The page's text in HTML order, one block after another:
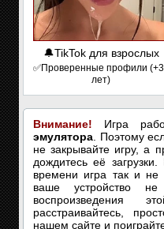
🔔TikTok для взрослых
✅Проверенные профили
лет)
Внимание! Игра
эмулятора . Поэтому
не закрывайте игру, а
дождитесь её
времени игра так и не
ваше устройство
воспроизведения
расстраивайтесь,
нашем сайте и